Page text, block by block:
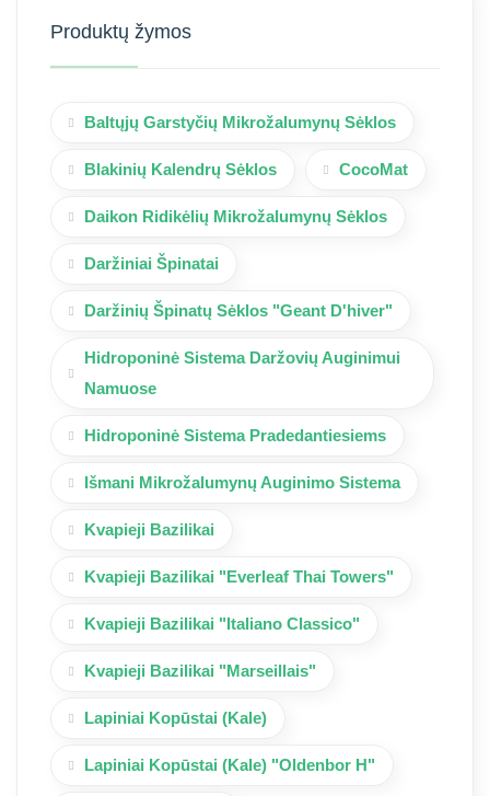
Produktų žymos
Baltųjų Garstyčių Mikrožalumynų Sėklos
Blakinių Kalendrų Sėklos CocoMat
Daikon Ridikėlių Mikrožalumynų Sėklos
Daržiniai Špinatai
Daržinių Špinatų Sėklos "Geant D'hiver"
Hidroponinė Sistema Daržovių Auginimui
Namuose
Hidroponinė Sistema Pradedantiesiems
Išmani Mikrožalumynų Auginimo Sistema
Kvapieji Bazilikai
Kvapieji Bazilikai "Everleaf Thai Towers"
Kvapieji Bazilikai "Italiano Classico"
Kvapieji Bazilikai "Marseillais"
Lapiniai Kopūstai (Kale)
Lapiniai Kopūstai (Kale) "Oldenbor H"